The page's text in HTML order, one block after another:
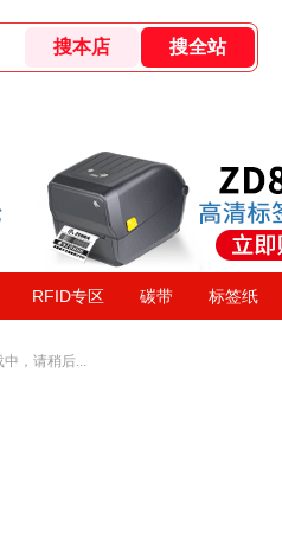
RFID专区 碳带 标签纸
中，请稍后...